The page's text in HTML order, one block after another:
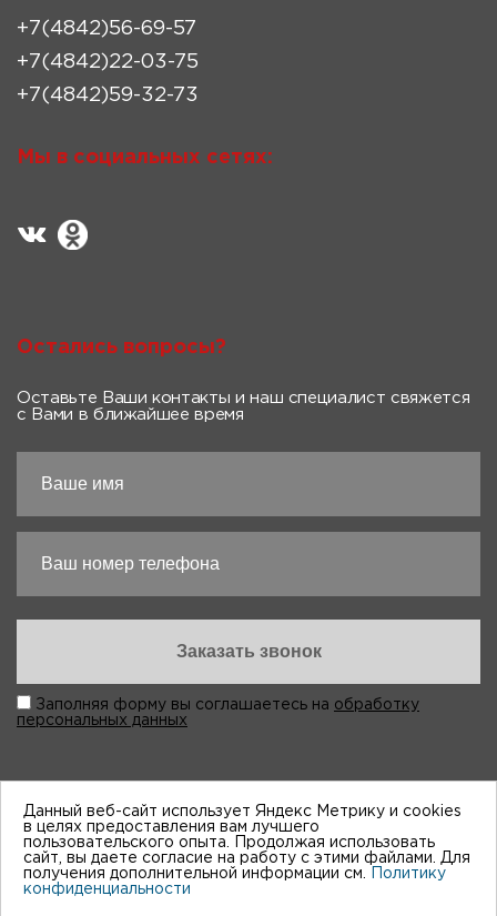
+7(4842)56-69-57
+7(4842)22-03-75
+7(4842)59-32-73
Мы в социальных сетях:
Остались вопросы?
Оставьте Ваши контакты и наш специалист свяжется
с Вами в ближайшее время
Заполняя форму вы соглашаетесь на обработку
персональных данных
“Виктория-Авто”, 1998-2026
Мы принимем к оплате:
Данный веб-сайт использует Яндекс Метрику и cookies
в целях предоставления вам лучшего
пользовательского опыта. Продолжая использовать
сайт, вы даете согласие на работу с этими файлами. Для
получения дополнительной информации см.
Политику
конфиденциальности